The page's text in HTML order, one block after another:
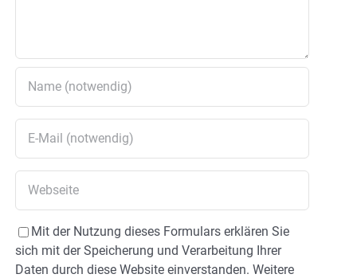
Mit der Nutzung dieses Formulars erklären Sie
sich mit der Speicherung und Verarbeitung Ihrer
Daten durch diese Website einverstanden. Weitere